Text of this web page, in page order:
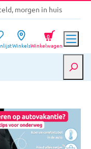
morgen in huis
garantie
€39,-
morgen in huis
WinkelsWinkelwagen
0